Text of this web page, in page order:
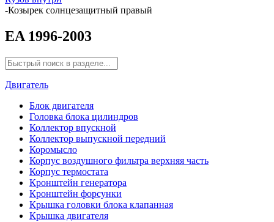
-Козырек солнцезащитный правый
EA 1996-2003
Двигатель
Блок двигателя
Головка блока цилиндров
Коллектор впускной
Коллектор выпускной передний
Коромысло
Корпус воздушного фильтра верхняя часть
Корпус термостата
Кронштейн генератора
Кронштейн форсунки
Крышка головки блока клапанная
Крышка двигателя